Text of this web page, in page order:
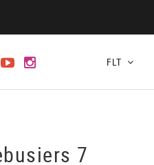
FLT
7